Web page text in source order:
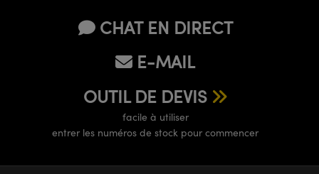
CHAT EN DIRECT
E-MAIL
OUTIL DE DEVIS
facile à utiliser
entrer les numéros de stock pour commencer